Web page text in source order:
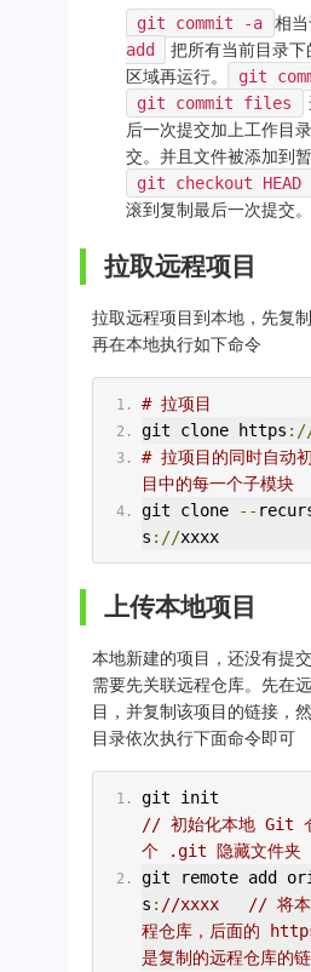
git commit -a 相
add
把所有当前目录
区域再运行。
git
git commit files
后一次提交加上工作目
交。并且文件被添加到暂
git checkout
滚到复制最后一次提交。
拉取远程项目
拉取远程项目到本地，先复
再在本地执行如下命令
# 拉项目
git clone https
# 拉项目的同时自动
目中的每一个子模块
git clone
--
s ://xxxx
上传本地项目
本地新建的项目，还没有提
需要先关联远程仓库。先在
目，并复制该项目的链接，
目录依次执行下面命令即可
// 初始化本地 Git
个 .git 隐藏文件夹
git remote add
s : //xxxx   // 将本
程仓库，后面的
是复制的远程仓库的